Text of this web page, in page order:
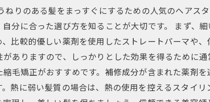
りのある髪をまっすぐにするための人気のヘアス
分に合った選び方を知ることが大切です。 まず、
比較的優しい薬剤を使用したストレートパーマや
ありますので、しっかりとした効果を得るために通
毛矯正がおすすめです。補修成分が含まれた薬剤
熱に弱い髪質の場合は、熱の使用を控えるスタイ